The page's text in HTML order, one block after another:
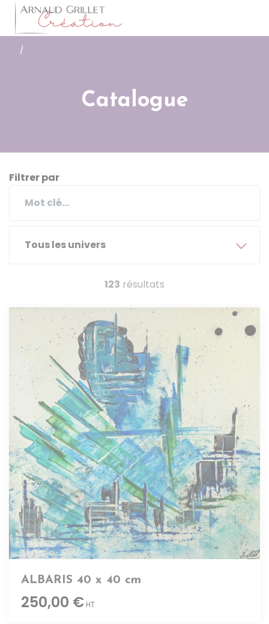
/
Catalogue
Filtrer par
Tous les univers
123 résultats
ALBARIS 40 x 40 cm
250,00 € HT